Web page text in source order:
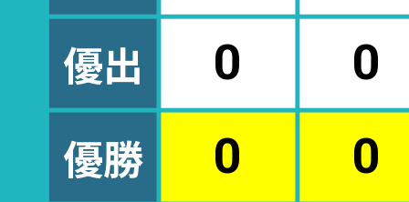
優出 0 0
優勝 0 0